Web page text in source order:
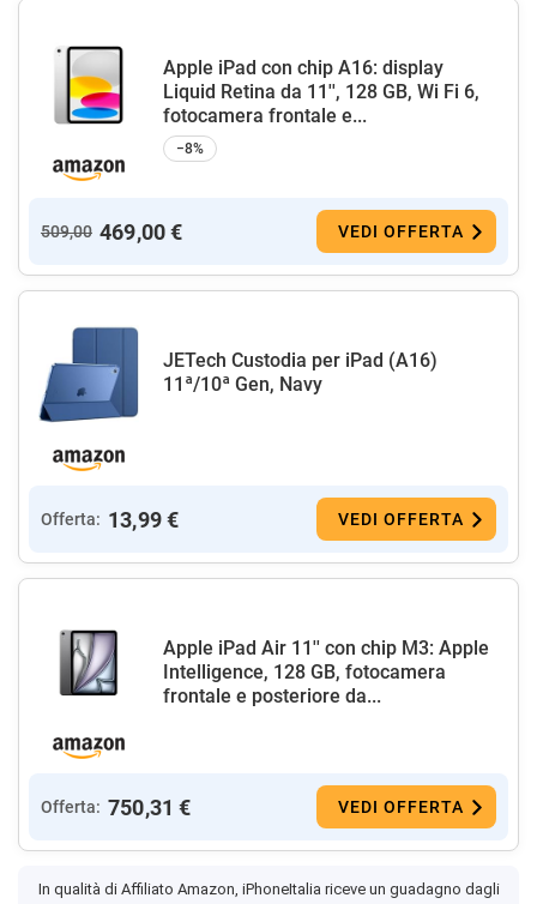
Apple iPad con chip A16: display
Liquid Retina da 11'', 128 GB, Wi Fi 6,
fotocamera frontale e...
−8%
509,00 469,00 € VEDI OFFERTA
JETech Custodia per iPad (A16)
11ª/10ª Gen, Navy
Offerta: 13,99 € VEDI OFFERTA
Apple iPad Air 11'' con chip M3: Apple
Intelligence, 128 GB, fotocamera
frontale e posteriore da...
Offerta: 750,31 € VEDI OFFERTA
In qualità di Affiliato Amazon, iPhoneItalia riceve un guadagno dagli